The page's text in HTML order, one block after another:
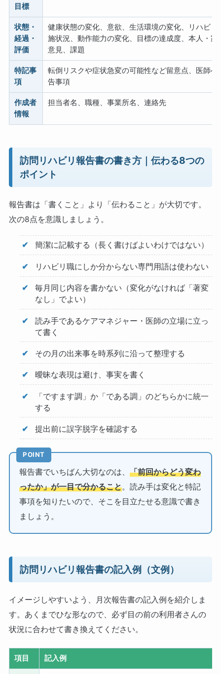
目標
状態・
経過・
評価
健康状態の変化、意欲、生活環境の変化、リハビリ
施状況、動作能力の変化、目標の達成度、本人・家
意見、課題
特記事
項
転倒リスクや症状急変の可能性など留意点、医師へ
告事項
作成者
情報
担当者名、職種、事業所名、連絡先
訪問リハビリ報告書の書き方｜伝わる8つの
ポイント
報告書は「書くこと」より「伝わること」が大切です。
次の8点を意識しましょう。
簡潔に記載する（長く書けばよいわけではない）
リハビリ職にしか分からない専門用語は使わない
毎月同じ内容を書かない（変化がなければ「著変
なし」でよい）
読み手であるケアマネジャー・医師の立場に立っ
て書く
その月の出来事を時系列に沿って整理する
曖昧な表現は避け、事実を書く
「ですます調」か「である調」のどちらかに統一
する
提出前に誤字脱字を確認する
POINT
報告書でいちばん大切なのは、 「前回からどう変わ
ったか」が一目で分かること。読み手は変化と特記
事項を知りたいので、そこを目立たせる意識で書き
ましょう。
訪問リハビリ報告書の記入例（文例）
イメージしやすいよう、月次報告書の記入例を紹介しま
す。あくまでひな形なので、必ず目の前の利用者さんの
状況に合わせて書き換えてください。
項目 記入例